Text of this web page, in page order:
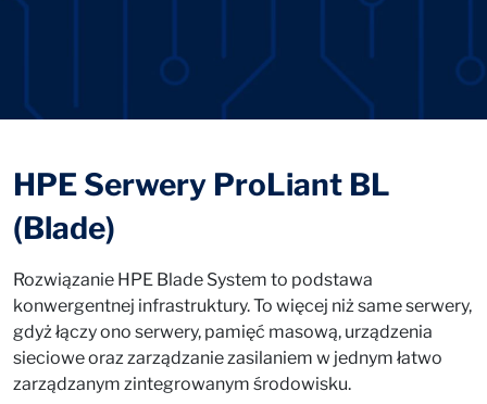
HPE Serwery ProLiant BL
(Blade)
Rozwiązanie HPE Blade System to podstawa
konwergentnej infrastruktury. To więcej niż same serwery,
gdyż łączy ono serwery, pamięć masową, urządzenia
sieciowe oraz zarządzanie zasilaniem w jednym łatwo
zarządzanym zintegrowanym środowisku.